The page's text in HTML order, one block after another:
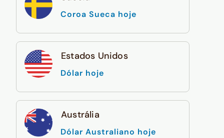
Coroa Sueca hoje
Estados Unidos
Dólar hoje
Austrália
Dólar Australiano hoje